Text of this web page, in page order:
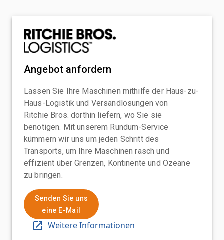
Angebot anfordern
Lassen Sie Ihre Maschinen mithilfe der Haus-zu-
Haus-Logistik und Versandlösungen von
Ritchie Bros. dorthin liefern, wo Sie sie
benötigen. Mit unserem Rundum-Service
kümmern wir uns um jeden Schritt des
Transports, um Ihre Maschinen rasch und
effizient über Grenzen, Kontinente und Ozeane
zu bringen.
Senden Sie uns
eine E-Mail
Weitere Informationen